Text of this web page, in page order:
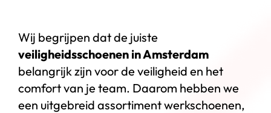
Wij begrijpen dat de juiste
veiligheidsschoenen in Amsterdam
belangrijk zijn voor de veiligheid en het
comfort van je team. Daarom hebben we
een uitgebreid assortiment werkschoenen,